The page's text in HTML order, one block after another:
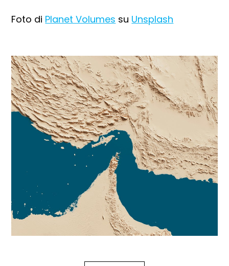
Foto di Planet Volumes su Unsplash